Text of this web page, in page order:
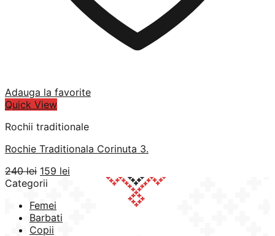
Adauga la favorite
Quick View
Rochii traditionale
Rochie Traditionala Corinuta 3.
240lei Prețul
inițial
fost:
240 lei.
159 lei
Categorii
Femei
Barbati
Copii